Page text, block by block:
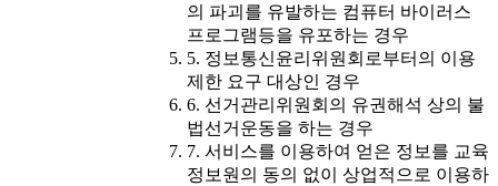
의 파괴를 유발하는 컴퓨터 바이러스
프로그램등을 유포하는 경우
5. 정보통신윤리위원회로부터의 이용
제한 요구 대상인 경우
6. 선거관리위원회의 유권해석 상의 불
법선거운동을 하는 경우
7. 서비스를 이용하여 얻은 정보를 교육
정보원의 동의 없이 상업적으로 이용하